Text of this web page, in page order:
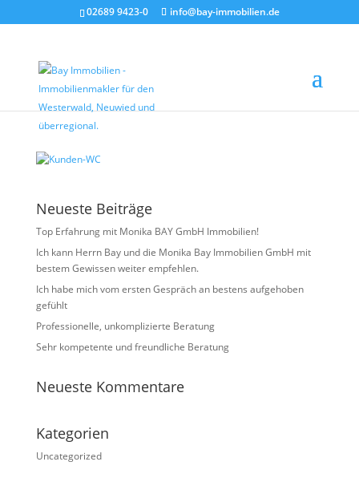
02689 9423-0 info@bay-immobilien.de
Kunden-WC
vonChristian Bay|Juli 8, 2026
Neueste Beiträge
Top Erfahrung mit Monika BAY GmbH Immobilien!
Ich kann Herrn Bay und die Monika Bay Immobilien GmbH mit
bestem Gewissen weiter empfehlen.
Ich habe mich vom ersten Gespräch an bestens aufgehoben
gefühlt
Professionelle, unkomplizierte Beratung
Sehr kompetente und freundliche Beratung
Neueste Kommentare
Kategorien
Uncategorized